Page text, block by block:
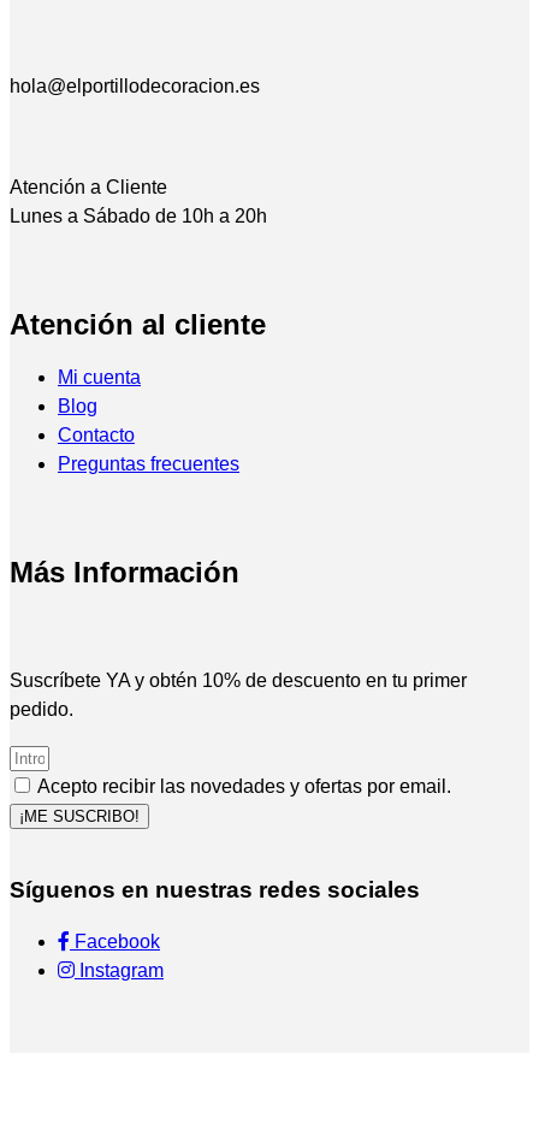
hola@elportillodecoracion.es
Atención a Cliente
Lunes a Sábado de 10h a 20h
Atención al cliente
Mi cuenta
Blog
Contacto
Preguntas frecuentes
Más Información
Suscríbete YA y obtén 10% de descuento en tu primer
pedido.
Acepto recibir las novedades y ofertas por email.
¡ME SUSCRIBO!
Síguenos en nuestras redes sociales
Facebook
Instagram